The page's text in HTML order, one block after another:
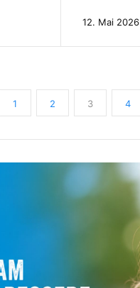
12. Mai 2026
1 2 3 4